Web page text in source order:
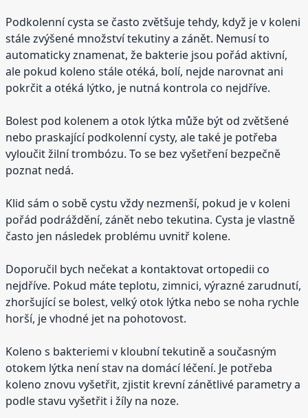
Podkolenní cysta se často zvětšuje tehdy, když je v koleni
stále zvýšené množství tekutiny a zánět. Nemusí to
automaticky znamenat, že bakterie jsou pořád aktivní,
ale pokud koleno stále otéká, bolí, nejde narovnat ani
pokrčit a otéká lýtko, je nutná kontrola co nejdříve.
Bolest pod kolenem a otok lýtka může být od zvětšené
nebo praskající podkolenní cysty, ale také je potřeba
vyloučit žilní trombózu. To se bez vyšetření bezpečně
poznat nedá.
Klid sám o sobě cystu vždy nezmenší, pokud je v koleni
pořád podráždění, zánět nebo tekutina. Cysta je vlastně
často jen následek problému uvnitř kolene.
Doporučil bych nečekat a kontaktovat ortopedii co
nejdříve. Pokud máte teplotu, zimnici, výrazné zarudnutí,
zhoršující se bolest, velký otok lýtka nebo se noha rychle
horší, je vhodné jet na pohotovost.
Koleno s bakteriemi v kloubní tekutině a současným
otokem lýtka není stav na domácí léčení. Je potřeba
koleno znovu vyšetřit, zjistit krevní zánětlivé parametry a
podle stavu vyšetřit i žíly na noze.